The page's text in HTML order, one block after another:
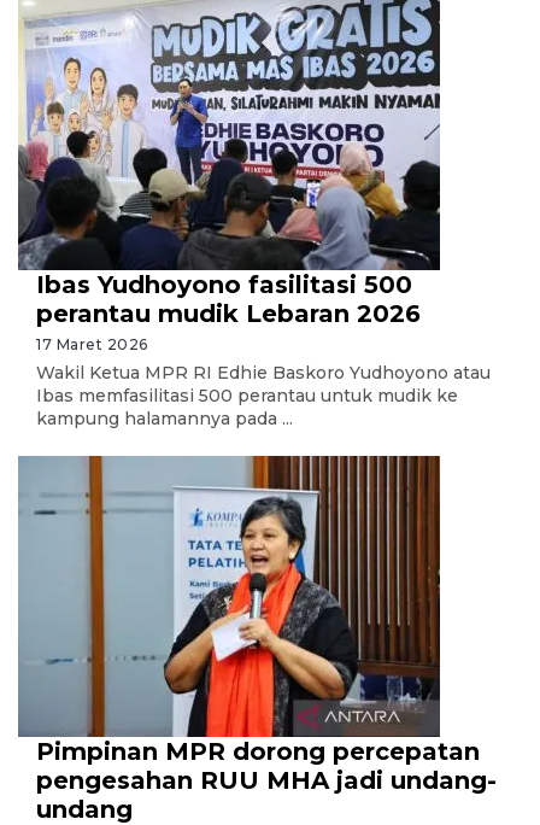
Ibas Yudhoyono fasilitasi 500
perantau mudik Lebaran 2026
17 Maret 2026
Wakil Ketua MPR RI Edhie Baskoro Yudhoyono atau
Ibas memfasilitasi 500 perantau untuk mudik ke
kampung halamannya pada ...
Pimpinan MPR dorong percepatan
pengesahan RUU MHA jadi undang-
undang